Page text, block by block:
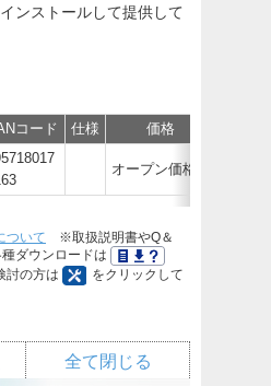
ンストールして提供して
コード 仕様 価格
オープン価格
ついて ※取扱説明書やQ＆
ダウンロードは
討の方は
をクリックして
全て閉じる